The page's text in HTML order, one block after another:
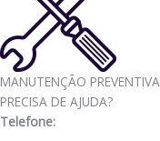
MANUTENÇÃO PREVENTIVA
PRECISA DE AJUDA?
Telefone: